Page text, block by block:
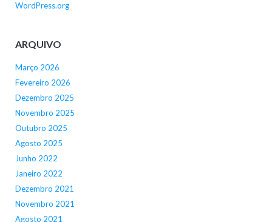
WordPress.org
ARQUIVO
Março 2026
Fevereiro 2026
Dezembro 2025
Novembro 2025
Outubro 2025
Agosto 2025
Junho 2022
Janeiro 2022
Dezembro 2021
Novembro 2021
Agosto 2021